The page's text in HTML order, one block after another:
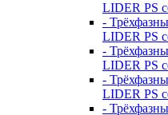
LIDER PS
-
LIDER PS
-
LIDER PS
-
LIDER PS
-